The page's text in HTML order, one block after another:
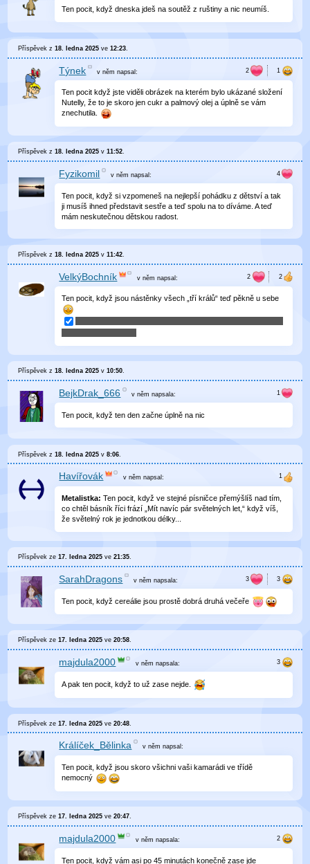
Ten pocit, když dneska jdeš na soutěž z ruštiny a nic neumíš.
Příspěvek z18. ledna 2025 ve12:23
Týnek v němnapsal:
Ten pocit když jste viděli obrázek na kterém bylo ukázané složení
Nutelly, že to je skoro jen cukr a palmový olej a úplně se vám
znechutila.
Příspěvek z18. ledna 2025 v11:52.
Fyzikomil v němnapsal:
Ten pocit, když si vzpomeneš na nejlepší pohádku z dětství a tak
ji musíš ihned představit sestře a teď spolu na to díváme. A teď
mám neskutečnou dětskou radost.
Příspěvek z18. ledna 2025 v11:42
VelkýBochník v něm napsal:
Ten pocit, když jsou nástěnky všech „tří králů“ teď pěkně u sebe
Příspěvek z18. ledna 2025 v10:50.
BejkDrak_666 v němnapsala:
Ten pocit, když ten den začne úplně na nic
Příspěvek z18. ledna 2025 v8:06
Havířovák v něm napsal:
Metalistka: Ten pocit, když ve stejné písničce přemýšlíš nad tím,
co chtěl básník říci frází „Mít navíc pár světelných let,“ když víš,
že světelný rok je jednotkou délky...
Příspěvek ze17. ledna 2025 ve21:35.
SarahDragons v němnapsala:
Ten pocit, když cereálie jsou prostě dobrá druhá večeře
Příspěvek ze17. ledna 2025 ve20:58.
majdula2000 v něm napsala:
A pak ten pocit, když to už zase nejde.
Příspěvek ze17. ledna 2025 ve20:48
Králíček_Bělinka v němnapsal:
Ten pocit, když jsou skoro všichni vaši kamarádi ve třídě
nemocný
Příspěvek ze17. ledna 2025 ve20:47.
majdula2000 v něm napsala:
Ten pocit, když vám asi po 45 minutách konečně zase jde